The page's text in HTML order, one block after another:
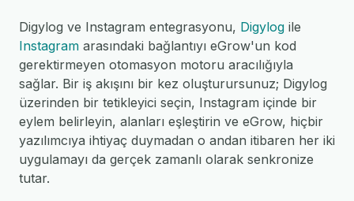
Digylog ve Instagram entegrasyonu, Digylog ile
Instagram arasındaki bağlantıyı eGrow'un kod
gerektirmeyen otomasyon motoru aracılığıyla
sağlar. Bir iş akışını bir kez oluşturursunuz; Digylog
üzerinden bir tetikleyici seçin, Instagram içinde bir
eylem belirleyin, alanları eşleştirin ve eGrow, hiçbir
yazılımcıya ihtiyaç duymadan o andan itibaren her iki
uygulamayı da gerçek zamanlı olarak senkronize
tutar.